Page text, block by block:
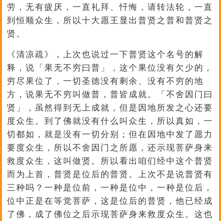
劳，无有疲厌，一直礼拜、忏悔，请转法轮，一直
到恒顺众生，所以十大愿王显出普贤之普和普贤之
贤。
《清凉疏》，上次也说过一下普贤这个名号的解
释，说「果无不穷曰普」，这个果位没有欠少的，
穷尽果位了，一切圣德没有剩余、没有不穷的地
方，说果无不穷叫做普，普皆成就。「不舍因门曰
贤」，虽然得到无上成就，但是因地所发之心还要
度众生。到了佛就没有什么叫众生，所以真如，一
切都如，就是没有一切分别；但在因地中发了愿力
要度众生，所以不舍因门之所愿，还示现菩萨身来
救度众生，这叫做贤。所以看出咱们经中这个普贤
而为上首，普贤是位后的普贤。上次不是说普贤有
三种吗？一种是位前，一种是位中，一种是位后，
位中正是在等觉菩萨，这是位后的普贤，他已经成
了佛，成了佛位之后示现菩萨身来救度众生。这也